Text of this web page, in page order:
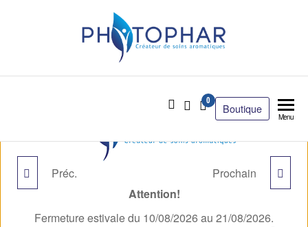
Boutique
0
Menu
Préc. CITRONNELLE DE JAVA
Prochain
Attention!
Fermeture estivale du 10/08/2026 au 21/08/2026.